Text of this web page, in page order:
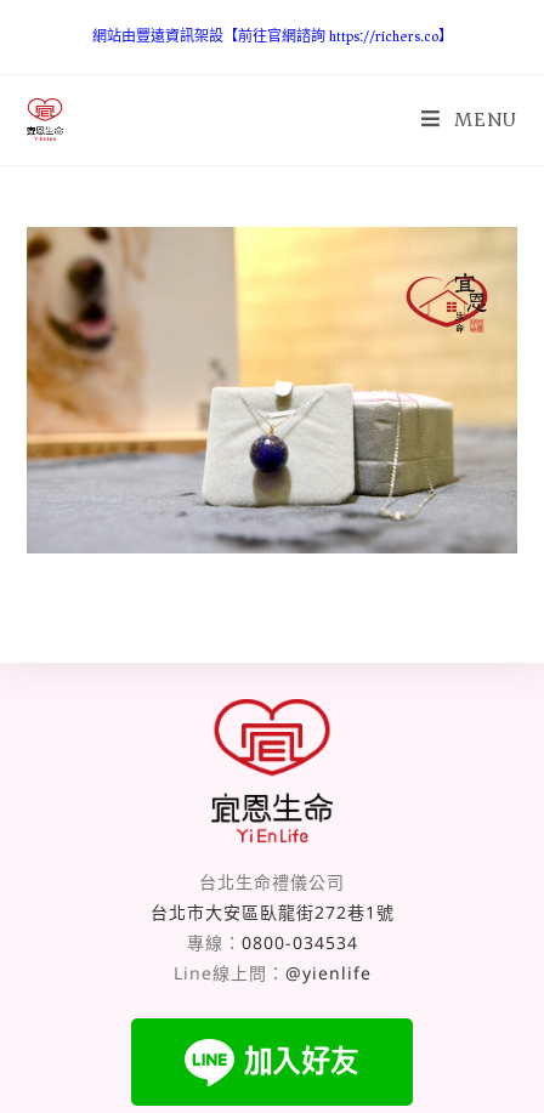
網站由豐遠資訊架設【前往官網諮詢 https://richers.co】
MENU
台北生命禮儀公司
台北市大安區臥龍街272巷1號
專線： 0800-034534
Line線上問： @yienlife